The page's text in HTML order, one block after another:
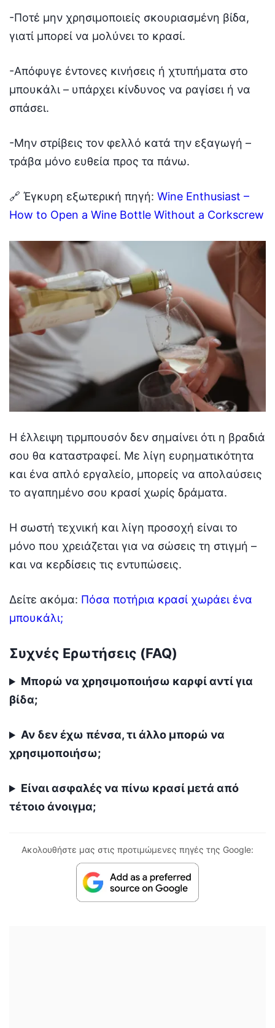
-Ποτέ μην χρησιμοποιείς σκουριασμένη βίδα,
γιατί μπορεί να μολύνει το κρασί.
-Απόφυγε έντονες κινήσεις ή χτυπήματα στο
μπουκάλι – υπάρχει κίνδυνος να ραγίσει ή να
σπάσει.
-Μην στρίβεις τον φελλό κατά την εξαγωγή –
τράβα μόνο ευθεία προς τα πάνω.
🔗 Έγκυρη εξωτερική πηγή: Wine Enthusiast –
How to Open a Wine Bottle Without a Corkscrew
Η έλλειψη τιρμπουσόν δεν σημαίνει ότι η βραδιά
σου θα καταστραφεί. Με λίγη ευρηματικότητα
και ένα απλό εργαλείο, μπορείς να απολαύσεις
το αγαπημένο σου κρασί χωρίς δράματα.
Η σωστή τεχνική και λίγη προσοχή είναι το
μόνο που χρειάζεται για να σώσεις τη στιγμή –
και να κερδίσεις τις εντυπώσεις.
Δείτε ακόμα: Πόσα ποτήρια κρασί χωράει ένα
μπουκάλι;
Συχνές Ερωτήσεις (FAQ)
Μπορώ να χρησιμοποιήσω καρφί αντί για
βίδα;
Αν δεν έχω πένσα, τι άλλο μπορώ να
χρησιμοποιήσω;
Είναι ασφαλές να πίνω κρασί μετά από
τέτοιο άνοιγμα;
Ακολουθήστε μας στις προτιμώμενες πηγές της Google: